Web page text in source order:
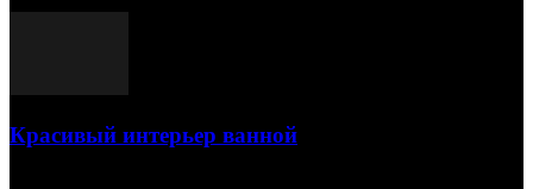
Красивый интерьер ванной